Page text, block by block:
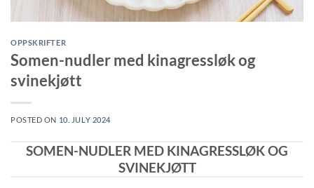
OPPSKRIFTER
Somen-nudler med kinagressløk og
svinekjøtt
POSTED ON 10. JULY 2024
SOMEN-NUDLER MED KINAGRESSLØK OG
SVINEKJØTT